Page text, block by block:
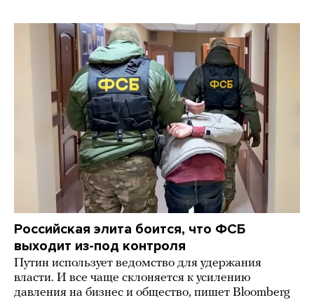
Российская элита боится, что ФСБ
выходит из-под контроля
Путин использует ведомство для удержания
власти. И все чаще склоняется к усилению
давления на бизнес и общество, пишет Bloomberg